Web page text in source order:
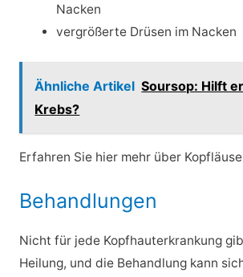
Nacken
vergrößerte Drüsen im Nacken
Ähnliche Artikel Soursop: Hilft
Krebs?
Erfahren Sie hier mehr über
Behandlungen
Nicht für jede Kopfhauterkrankung
Heilung, und die Behandlung kann